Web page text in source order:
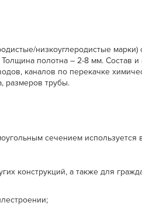
низкоуглеродистые
полотна – 2-8 мм. Состав и
каналов по перекачке
размеров трубы.
сечением
конструкций, а также для